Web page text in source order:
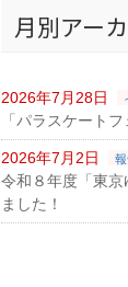
月別アー
2026年7月28日
「パラスケート
2026年7月2日
令和８年度「東
ました！